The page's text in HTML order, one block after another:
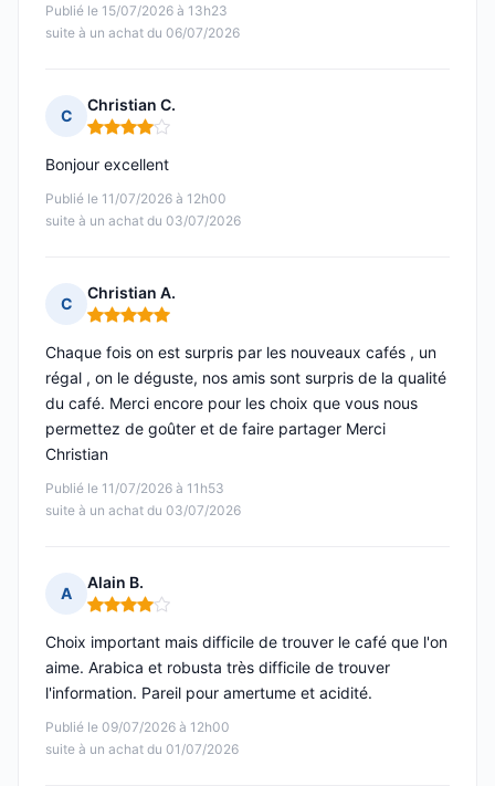
Publié le 15/07/2026 à 13h23
suite à un achat du 06/07/2026
C
Christian C.
Note : 4 sur 5
Publié le 11/07/2026 à 12h00
suite à un achat du 03/07/2026
Bonjour excellent
C
Christian A.
Note : 5 sur 5
Publié le 11/07/2026 à 11h53
suite à un achat du 03/07/2026
Chaque fois on est surpris par les nouveaux cafés , un
régal , on le déguste, nos amis sont surpris de la qualité
du café. Merci encore pour les choix que vous nous
permettez de goûter et de faire partager Merci
Christian
A
Alain B.
Note : 4 sur 5
Publié le 09/07/2026 à 12h00
suite à un achat du 01/07/2026
Choix important mais difficile de trouver le café que l'on
aime. Arabica et robusta très difficile de trouver
l'information. Pareil pour amertume et acidité.